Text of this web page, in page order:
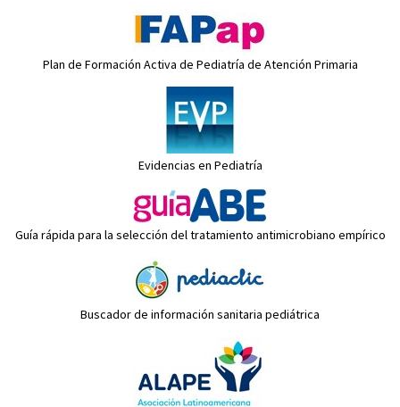
Plan de Formación Activa de Pediatría de Atención Primaria
Evidencias en Pediatría
Guía rápida para la selección del tratamiento antimicrobiano empírico
Buscador de información sanitaria pediátrica